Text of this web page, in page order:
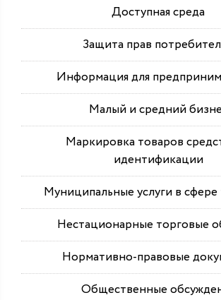
Доступная среда
Защита прав
Информация для
Малый и средний
Маркировка товаров
идентификации
Муниципальные услуги в
Нестационарные торговые
Нормативно-правовые
Общественные